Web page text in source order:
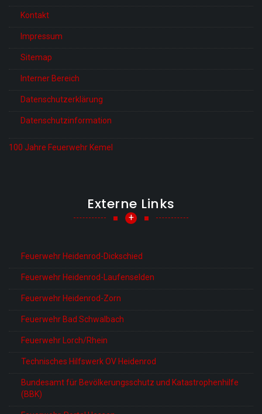
Kontakt
Impressum
Sitemap
Interner Bereich
Datenschutzerklärung
Datenschutzinformation
100 Jahre Feuerwehr Kemel
Externe Links
+
Feuerwehr Heidenrod-Dickschied
Feuerwehr Heidenrod-Laufenselden
Feuerwehr Heidenrod-Zorn
Feuerwehr Bad Schwalbach
Feuerwehr Lorch/Rhein
Technisches Hilfswerk OV Heidenrod
Bundesamt für Bevölkerungsschutz und Katastrophenhilfe
(BBK)